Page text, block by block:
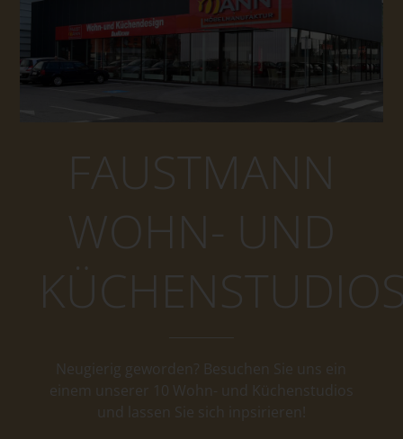
FAUSTMANN
WOHN- UND
Neugierig geworden? Besuchen Sie uns ein
einem unserer 10 Wohn- und Küchenstudios
und lassen Sie sich inpsirieren!